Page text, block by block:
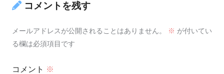
コメントを残す
メールアドレスが公開されることはありません。 ※ が付いてい
る欄は必須項目です
コメント ※